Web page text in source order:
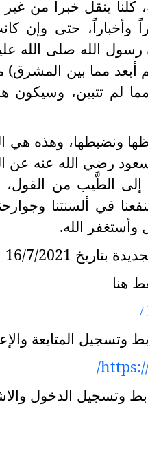
كلنا ينقل خبراً من غير
وأخباراً، حتى وإن
رسول الله صلى الله
أبعد مما بين
لم تتبين، وسيكون
ونضبطها، وهذه هي
رضي الله عنه عن
الطَّيب من القول،
في ألسنتنا
وأستغفر الله.
16/7/2021
هنا
/
وتسجيل المتابعة
/
وتسجيل الدخول